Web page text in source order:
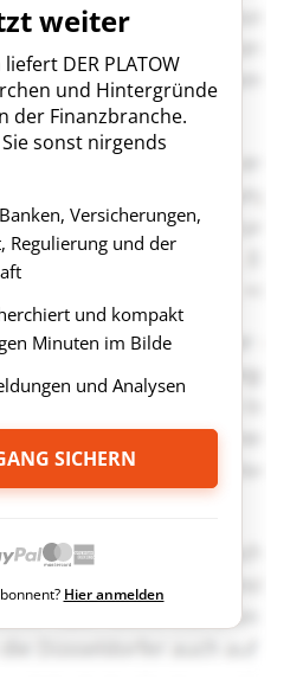
weiter
DER PLATOW
und Hintergründe
der Finanzbranche.
sonst nirgends
Versicherungen,
Regulierung und der
und kompakt
Minuten im Bilde
und Analysen
SICHERN
Hier anmelden